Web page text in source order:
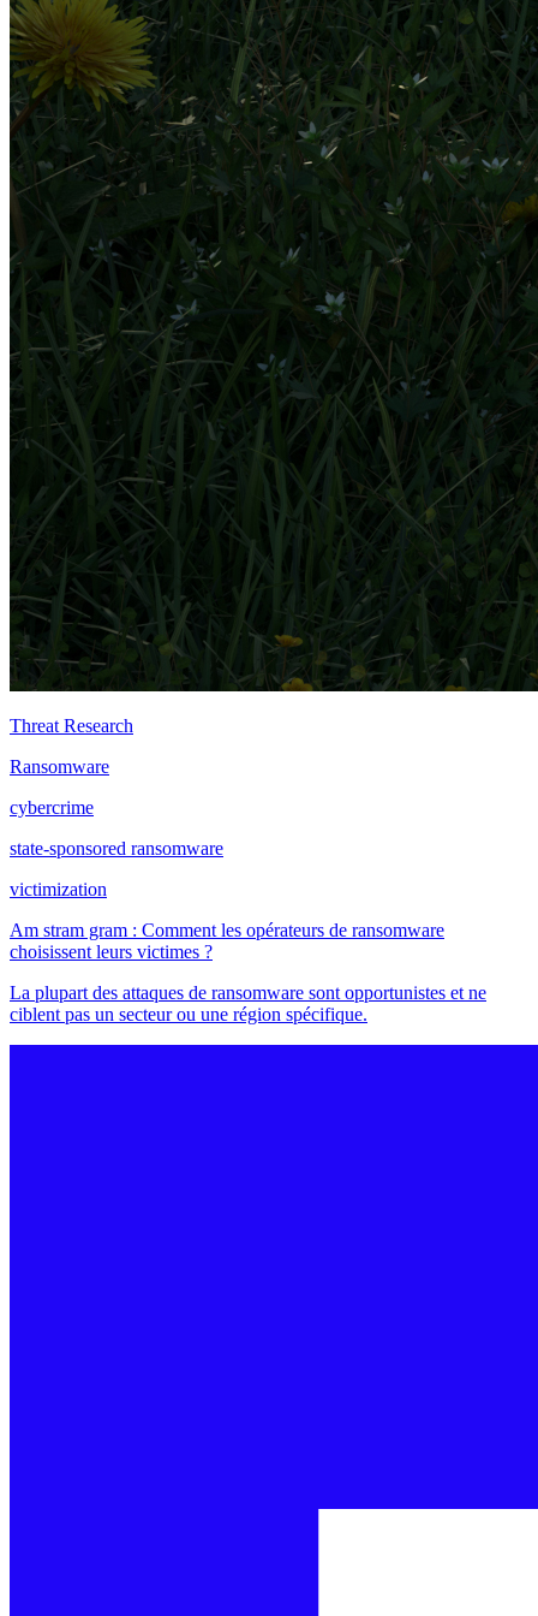
Threat Research
Ransomware
cybercrime
state-sponsored ransomware
victimization
Am stram gram : Comment les opérateurs de ransomware
choisissent leurs victimes ?
La plupart des attaques de ransomware sont opportunistes et ne
ciblent pas un secteur ou une région spécifique.